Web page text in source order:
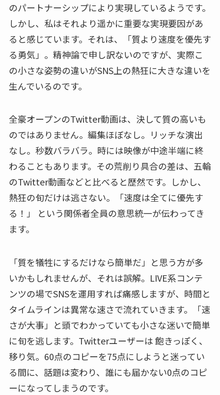
のパートナーシップにより実現しているようです。
しかし、私はそれより遥かに重要な実現要因があ
ると感じています。それは、「質より速度を優先す
る勇気」。精神論で申し訳ないのですが、実際こ
の小さな姿勢の違いがSNS上の熱狂に大きな違いを
生んでいるのです。
全豪オープンのTwitter動画は、決して質の高いも
のではありません。編集ほぼなし。リッチな演出
なし。秒数バラバラ。時には映像が中途半端に終
わることもあります。その荒削り具合の差は、五輪
のTwitter動画などと比べると歴然です。しかし、
熱狂の旬だけは逃さない。「速度は全てに優先す
る！」 という関係者全員の意思統一が伝わってき
ます。
「質を犠牲にするだけなら簡単だ」と思う方が多
いかもしれませんが、それは誤解。LIVE系コンテ
ンツの場でSNSを運用すれば痛感しますが、時間と
タイムラインは異常な速さで流れていきます。「速
さが大事」と頭でわかっていても小さな迷いで簡単
に旬を逃します。Twitterユーザーは 飽きっぽく、
移り気。60点のコピーを75点にしようと迷ってい
る間に、話題は変わり、誰にも届かない0点のコピ
ーになってしまうのです。